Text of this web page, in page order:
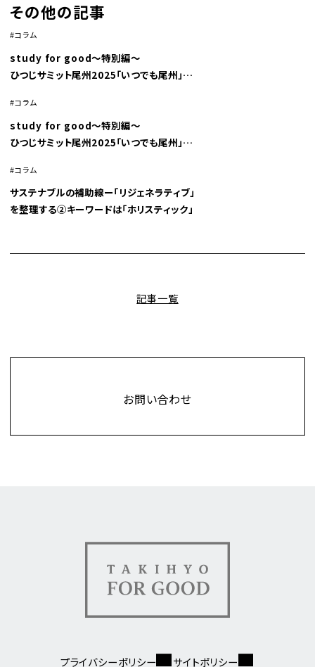
その他の記事
コラム
study for good～特別編～
ひつじサミット尾州2025「いつでも尾州」
コラム
study for good～特別編～
ひつじサミット尾州2025「いつでも尾州」
コラム
サステナブルの補助線ー「リジェネラティブ」
を整理する②キーワードは「ホリスティック」
記事一覧
Contact
お問い合わせ
プライバシーポリシー サイトポリシー